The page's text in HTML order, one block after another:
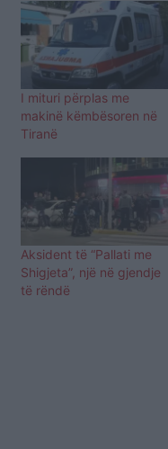
I mituri përplas me
makinë këmbësoren në
Tiranë
Aksident të “Pallati me
Shigjeta”, një në gjendje
të rëndë